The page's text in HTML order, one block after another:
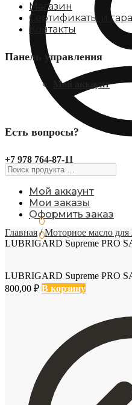
Поиск
продукта
Мой аккаунт
Мои заказы
Оформить заказ
0,00₽ 0
Магазин
Сертификаты и
Контакты
Панель управления
Мой аккаунт
Есть вопросы?
+7 978 764-87-11
₽ 0
Главная/Моторное масло для
LUBRIGARD Supreme PRO
LUBRIGARD Supreme PRO
800,00 ₽ В корзину